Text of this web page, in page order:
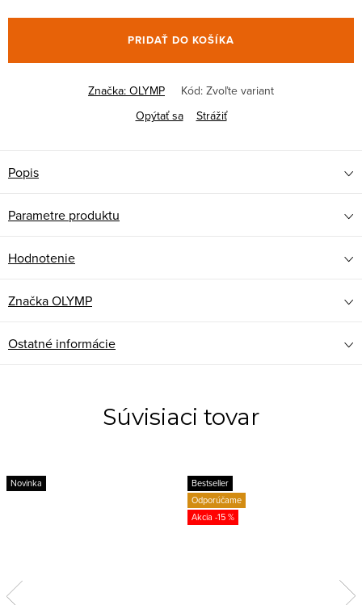
PRIDAŤ DO KOŠÍKA
Značka: OLYMP Kód: Zvoľte variant
Opýtať sa
Strážiť
Popis
Parametre produktu
Hodnotenie
ZnačkaOLYMP
Ostatné informácie
Súvisiaci tovar
Novinka
Bestseller
Odporúčame
-15 %